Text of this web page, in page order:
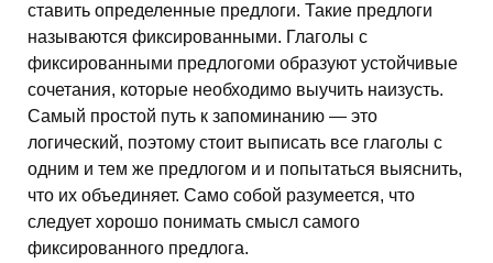
ставить определенные предлоги. Такие предлоги
называются фиксированными. Глаголы с
фиксированными предлогоми образуют устойчивые
сочетания, которые необходимо выучить наизусть.
Самый простой путь к запоминанию — это
логический, поэтому стоит выписать все глаголы с
одним и тем же предлогом и и попытаться выяснить,
что их объединяет. Само собой разумеется, что
следует хорошо понимать смысл самого
фиксированного предлога.